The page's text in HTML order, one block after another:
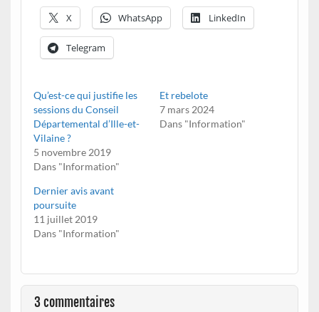
X WhatsApp LinkedIn
Telegram
Qu’est-ce qui justifie les
sessions du Conseil
Départemental d’Ille-et-
Vilaine ?
5 novembre 2019
Dans "Information"
Et rebelote
7 mars 2024
Dans "Information"
Dernier avis avant
poursuite
11 juillet 2019
Dans "Information"
3 commentaires